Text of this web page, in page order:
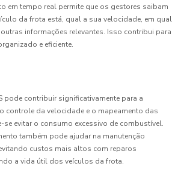
em tempo real permite que os gestores saibam
da frota está, qual a sua velocidade, em qual
informações relevantes. Isso contribui para
e eficiente.
pode contribuir significativamente para a
controle da velocidade e o mapeamento das
evitar o consumo excessivo de combustível.
também pode ajudar na manutenção
custos mais altos com reparos
a vida útil dos veículos da frota.